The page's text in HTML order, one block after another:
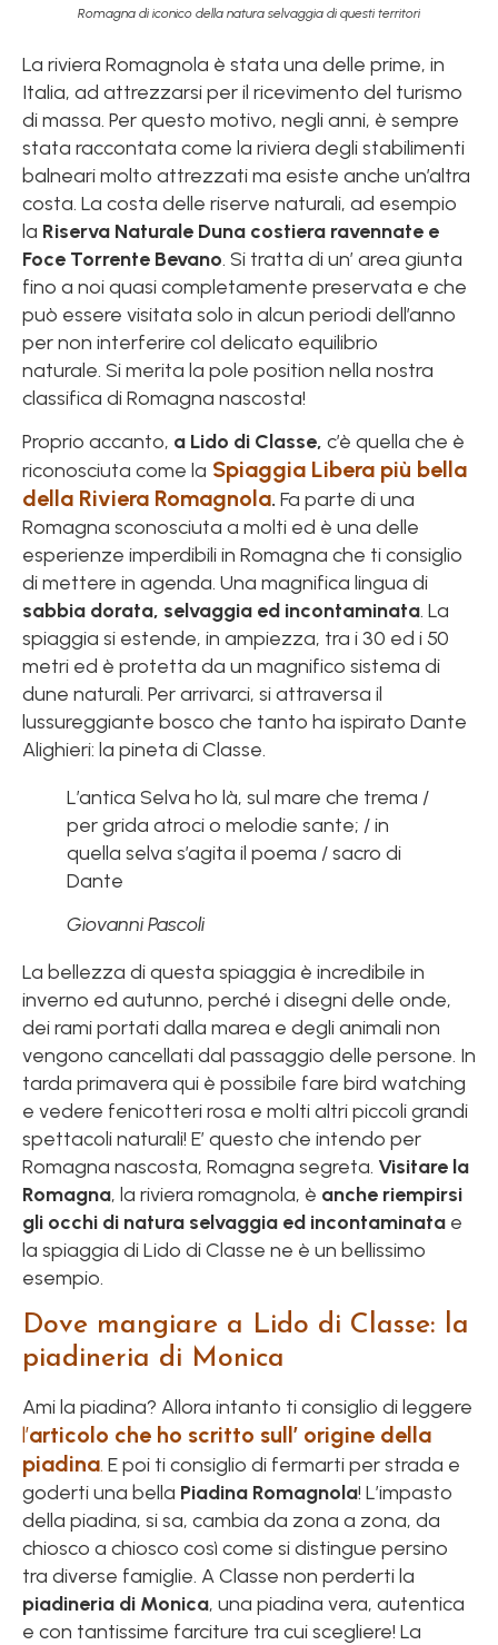
Romagna di iconico della natura selvaggia di questi territori
La riviera Romagnola è stata una delle prime, in
Italia, ad attrezzarsi per il ricevimento del turismo
di massa. Per questo motivo, negli anni, è sempre
stata raccontata come la riviera degli stabilimenti
balneari molto attrezzati ma esiste anche un’altra
costa. La costa delle riserve naturali, ad esempio
la Riserva Naturale Duna costiera ravennate e
Foce Torrente Bevano. Si tratta di un’ area giunta
fino a noi quasi completamente preservata e che
può essere visitata solo in alcun periodi dell’anno
per non interferire col delicato equilibrio
naturale. Si merita la pole position nella nostra
classifica di Romagna nascosta!
Proprio accanto, a Lido di Classe, c’è quella che è
riconosciuta come la Spiaggia Libera più bella
della Riviera Romagnola. Fa parte di una
Romagna sconosciuta a molti ed è una delle
esperienze imperdibili in Romagna che ti consiglio
di mettere in agenda. Una magnifica lingua di
sabbia dorata, selvaggia ed incontaminata. La
spiaggia si estende, in ampiezza, tra i 30 ed i 50
metri ed è protetta da un magnifico sistema di
dune naturali. Per arrivarci, si attraversa il
lussureggiante bosco che tanto ha ispirato Dante
Alighieri: la pineta di Classe.
L’antica Selva ho là, sul mare che trema /
per grida atroci o melodie sante; / in
quella selva s’agita il poema / sacro di
Dante
Giovanni Pascoli
La bellezza di questa spiaggia è incredibile in
inverno ed autunno, perché i disegni delle onde,
dei rami portati dalla marea e degli animali non
vengono cancellati dal passaggio delle persone. In
tarda primavera qui è possibile fare bird watching
e vedere fenicotteri rosa e molti altri piccoli grandi
spettacoli naturali! E’ questo che intendo per
Romagna nascosta, Romagna segreta. Visitare la
Romagna, la riviera romagnola, è anche riempirsi
gli occhi di natura selvaggia ed incontaminata e
la spiaggia di Lido di Classe ne è un bellissimo
esempio.
Dove mangiare a Lido di Classe: la
piadineria di Monica
Ami la piadina? Allora intanto ti consiglio di leggere
l’articolo che ho scritto sull’ origine della
piadina. E poi ti consiglio di fermarti per strada e
goderti una bella Piadina Romagnola! L’impasto
della piadina, si sa, cambia da zona a zona, da
chiosco a chiosco così come si distingue persino
tra diverse famiglie. A Classe non perderti la
piadineria di Monica, una piadina vera, autentica
e con tantissime farciture tra cui scegliere! La